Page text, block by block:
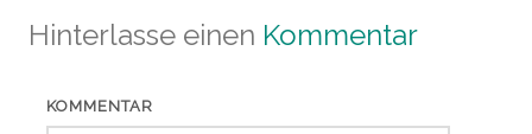
Hinterlasse einen Kommentar
KOMMENTAR